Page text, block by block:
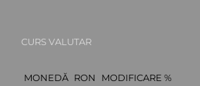
CURS VALUTAR
MONEDĂ RON
MODIFICARE %